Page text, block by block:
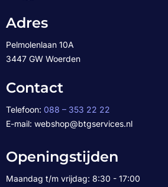
Adres
Pelmolenlaan 10A
3447 GW Woerden
Contact
Telefoon: 088 – 353 22 22
E-mail: webshop@btgservices.nl
Openingstijden
Maandag t/m vrijdag: 8:30 - 17:00